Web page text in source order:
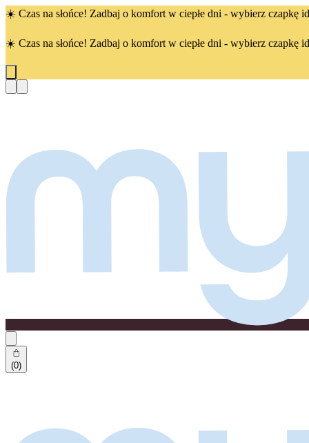
☀️ Czas na słońce! Zadbaj o komfort w ciepłe dni - wybierz czapkę
☀️ Czas na słońce! Zadbaj o komfort w ciepłe dni - wybierz czapkę
(0)